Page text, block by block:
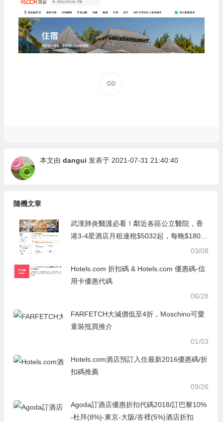
本文由 dangui 发表于 2021-07-31 21:40:40
隨機文章
武漢肺炎醫護必看！鄰近各區公立醫院，香
港3-4星酒店月租連稅$5032起，每晚$180
03/08
Hotels.com 折扣碼 & Hotels.com 優惠碼-信
用卡優惠代碼
06/28
FARFETCH大減價低至4折，Moschino可愛
童裝抵買推介
01/03
Hotels.com酒店預訂入住最新2016優惠碼/折
扣碼推薦
09/26
Agoda訂酒店優惠折扣代碼2018/訂巴黎10%
-杜拜(8%)-東京-大阪/峇裡(5%)酒店折扣